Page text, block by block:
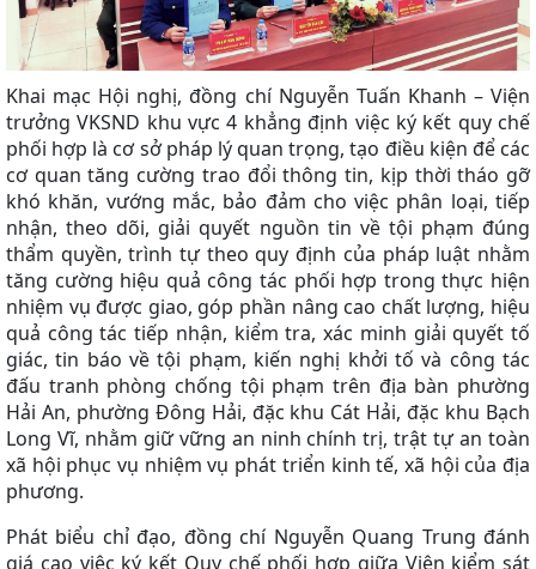
Khai mạc Hội nghị, đồng chí Nguyễn Tuấn Khanh – Viện
trưởng VKSND khu vực 4 khẳng định việc ký kết quy chế
phối hợp là cơ sở pháp lý quan trọng, tạo điều kiện để các
cơ quan tăng cường trao đổi thông tin, kịp thời tháo gỡ
khó khăn, vướng mắc, bảo đảm cho việc phân loại, tiếp
nhận, theo dõi, giải quyết nguồn tin về tội phạm đúng
thẩm quyền, trình tự theo quy định của pháp luật nhằm
tăng cường hiệu quả công tác phối hợp trong thực hiện
nhiệm vụ được giao, góp phần nâng cao chất lượng, hiệu
quả công tác tiếp nhận, kiểm tra, xác minh giải quyết tố
giác, tin báo về tội phạm, kiến nghị khởi tố và công tác
đấu tranh phòng chống tội phạm trên địa bàn phường
Hải An, phường Đông Hải, đặc khu Cát Hải, đặc khu Bạch
Long Vĩ, nhằm giữ vững an ninh chính trị, trật tự an toàn
xã hội phục vụ nhiệm vụ phát triển kinh tế, xã hội của địa
phương.
Phát biểu chỉ đạo, đồng chí Nguyễn Quang Trung đánh
giá cao việc ký kết Quy chế phối hợp giữa Viện kiểm sát